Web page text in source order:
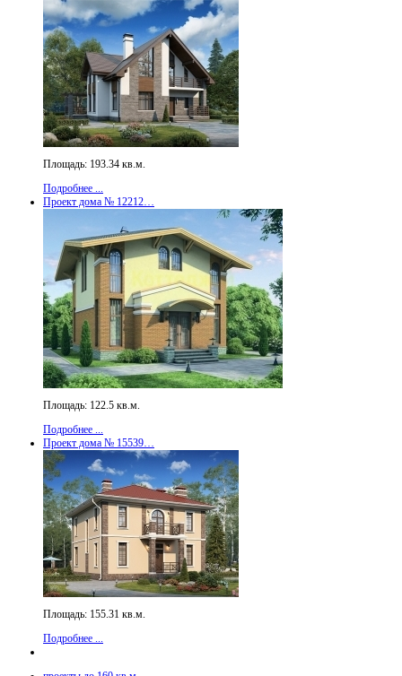
Площадь: 193.34 кв.м.
Подробнее ...
Проект дома № 12212…
Площадь: 122.5 кв.м.
Подробнее ...
Проект дома № 15539…
Площадь: 155.31 кв.м.
Подробнее ...